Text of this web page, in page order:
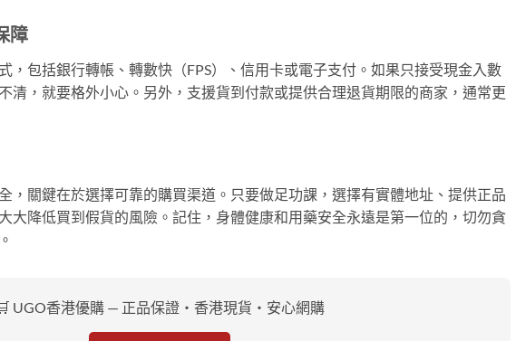
障
，包括銀行轉帳、轉數快（FPS）、信用卡或電子支付。如果只接受現金入數
清，就要格外小心。另外，支援貨到付款或提供合理退貨期限的商家，通常更
，關鍵在於選擇可靠的購買渠道。只要做足功課，選擇有實體地址、提供正品
大降低買到假貨的風險。記住，身體健康和用藥安全永遠是第一位的，切勿貪
UGO香港優購 — 正品保證・香港現貨・安心網購